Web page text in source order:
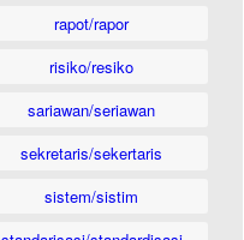
rapot/rapor
risiko/resiko
sariawan/seriawan
sekretaris/sekertaris
sistem/sistim